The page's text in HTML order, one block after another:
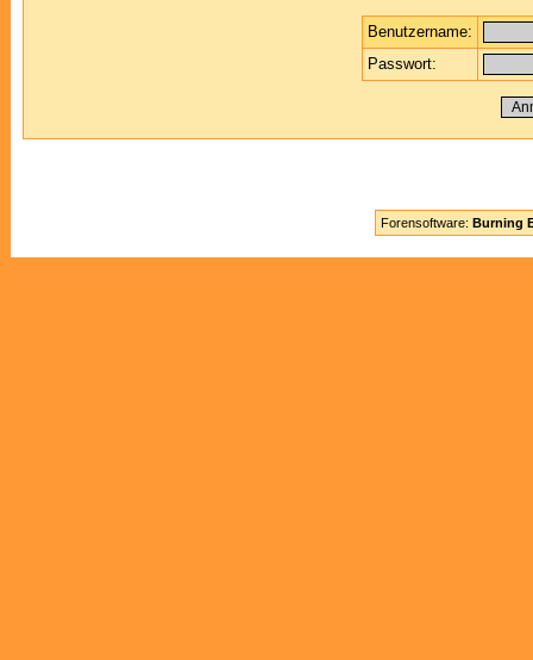
Benutzername:
Passwort:
Forensoftware: Burning